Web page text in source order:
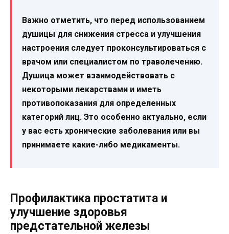
Важно отметить, что перед использованием
душицы для снижения стресса и улучшения
настроения следует проконсультироваться с
врачом или специалистом по траволечению.
Душица может взаимодействовать с
некоторыми лекарствами и иметь
противопоказания для определенных
категорий лиц. Это особенно актуально, если
у вас есть хронические заболевания или вы
принимаете какие-либо медикаменты.
Профилактика простатита и
улучшение здоровья
предстательной железы